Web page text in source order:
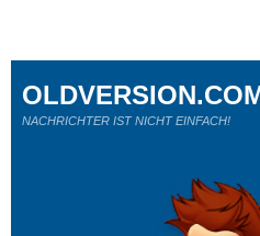
NACHRICHTER IST NICHT EINFACH!